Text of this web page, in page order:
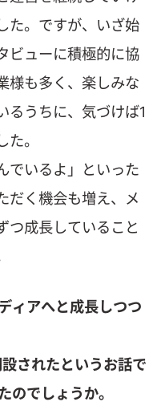
た。ですが、いざ始
ビューに積極的に協
様も多く、楽しみな
るうちに、気づけば1
。
でいるよ」といった
だく機会も増え、メ
つ成長していること
ィアへと成長しつつ
されたというお話で
のでしょうか。